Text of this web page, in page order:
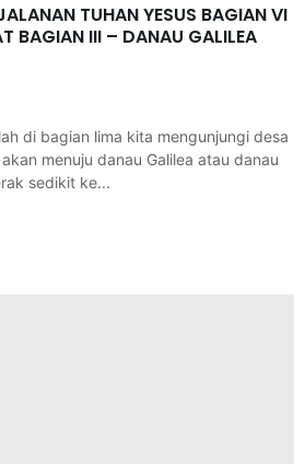
TUHAN YESUS BAGIAN VI
BAGIAN III – DANAU GALILEA
di bagian lima kita mengunjungi desa
menuju danau Galilea atau danau
sedikit ke...